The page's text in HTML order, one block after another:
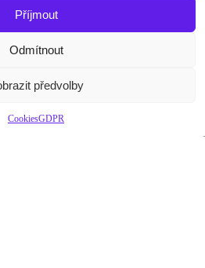
Příjmout
Odmítnout
předvolby
CookiesGDPR
Potřebujete poradit?